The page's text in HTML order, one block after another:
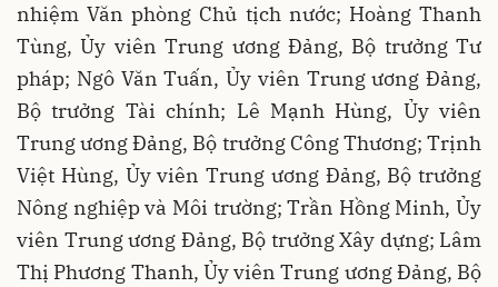
nhiệm Văn phòng Chủ tịch nước; Hoàng Thanh
Tùng, Ủy viên Trung ương Đảng, Bộ trưởng Tư
pháp; Ngô Văn Tuấn, Ủy viên Trung ương Đảng,
Bộ trưởng Tài chính; Lê Mạnh Hùng, Ủy viên
Trung ương Đảng, Bộ trưởng Công Thương; Trịnh
Việt Hùng, Ủy viên Trung ương Đảng, Bộ trưởng
Nông nghiệp và Môi trường; Trần Hồng Minh, Ủy
viên Trung ương Đảng, Bộ trưởng Xây dựng; Lâm
Thị Phương Thanh, Ủy viên Trung ương Đảng, Bộ